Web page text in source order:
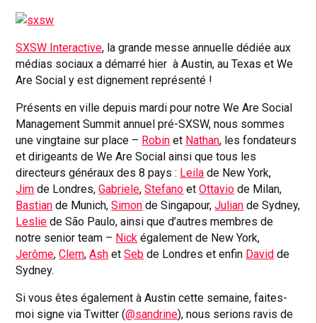
SXSW Interactive, la grande messe annuelle dédiée aux
médias sociaux a démarré hier à Austin, au Texas et We
Are Social y est dignement représenté !
Présents en ville depuis mardi pour notre We Are Social
Management Summit annuel pré-SXSW, nous sommes
une vingtaine sur place – Robin et Nathan, les fondateurs
et dirigeants de We Are Social ainsi que tous les
directeurs généraux des 8 pays : Leila de New York,
Jim de Londres,Gabriele,Stefano etOttavio de Milan,
Bastian de Munich,Simon de Singapour,Julian de Sydney,
Leslie de São Paulo, ainsi que d’autres membres de
notre senior team – Nick également de New York,
Jerôme,Clem,Ash etSeb de Londres et enfin David de
Sydney.
Si vous êtes également à Austin cette semaine, faites-
moi signe via Twitter (@sandrine), nous serions ravis de